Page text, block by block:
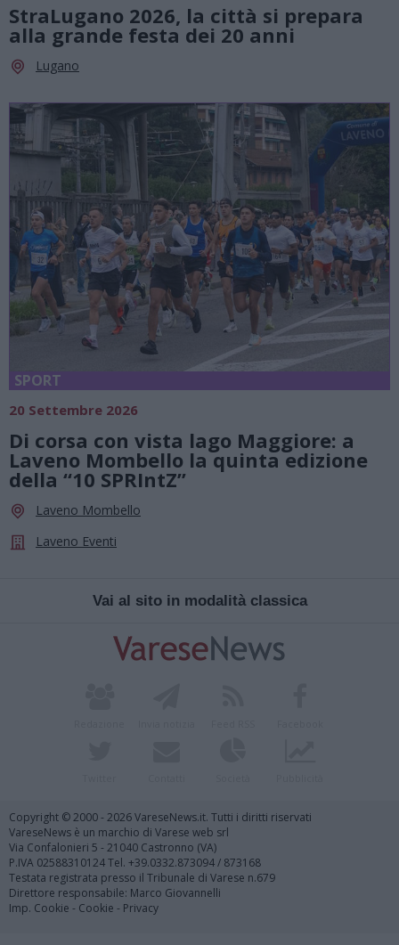
StraLugano 2026, la città si prepara
alla grande festa dei 20 anni
Lugano
SPORT
20 Settembre 2026
Di corsa con vista lago Maggiore: a
Laveno Mombello la quinta edizione
della “10 SPRIntZ”
Laveno Mombello
Laveno Eventi
Vai al sito in modalità classica
Copyright © 2000 - 2026 VareseNews.it. Tutti i diritti riservati
VareseNews è un marchio di Varese web srl
Via Confalonieri 5 - 21040 Castronno (VA)
P.IVA 02588310124 Tel. +39.0332.873094 / 873168
Testata registrata presso il Tribunale di Varese n.679
Direttore responsabile: Marco Giovannelli
Imp. Cookie - Cookie - Privacy